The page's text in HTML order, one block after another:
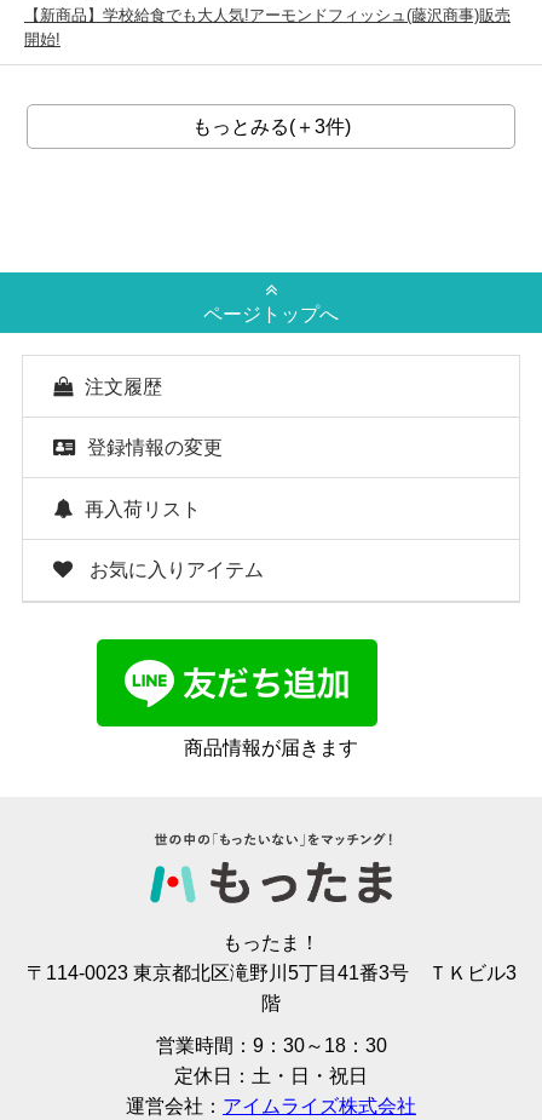
【新商品】学校給食でも大人気!アーモンドフィッシュ(藤沢商事)販売
開始!
もっとみる(＋3件)
ページトップへ
注文履歴
登録情報の変更
再入荷リスト
お気に入りアイテム
商品情報が届きます
もったま！
〒114-0023 東京都北区滝野川5丁目41番3号 ＴＫビル3
階
営業時間：9：30～18：30
定休日：土・日・祝日
運営会社： アイムライズ株式会社